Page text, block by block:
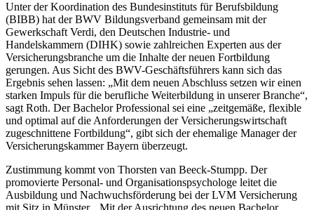
Unter der Koordination des Bundesinstituts für Berufsbildung
(BIBB) hat der BWV Bildungsverband gemeinsam mit der
Gewerkschaft Verdi, den Deutschen Industrie- und
Handelskammern (DIHK) sowie zahlreichen Experten aus der
Versicherungsbranche um die Inhalte der neuen Fortbildung
gerungen. Aus Sicht des BWV-Geschäftsführers kann sich das
Ergebnis sehen lassen: „Mit dem neuen Abschluss setzen wir einen
starken Impuls für die berufliche Weiterbildung in unserer Branche“,
sagt Roth. Der Bachelor Professional sei eine „zeitgemäße, flexible
und optimal auf die Anforderungen der Versicherungswirtschaft
zugeschnittene Fortbildung“, gibt sich der ehemalige Manager der
Versicherungskammer Bayern überzeugt.
Zustimmung kommt von Thorsten van Beeck-Stumpp. Der
promovierte Personal- und Organisationspsychologe leitet die
Ausbildung und Nachwuchsförderung bei der LVM Versicherung